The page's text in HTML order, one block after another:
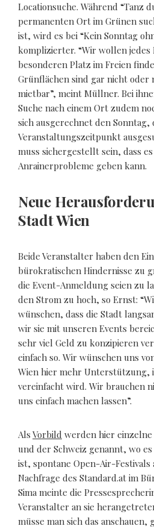
Locationsuche. Während “Tanz
permanenten Ort im Grünen
ist, wird es bei “Kein Sonntag
komplizierter. “Wir wollen jedes
besonderen Platz im Freien
Grünflächen sind gar nicht oder
mietbar”, meint Müllner. Bei
Suche nach einem Ort zudem
sich ausgerechnet den Sonntag,
Veranstaltungszeitpunkt
muss sichergestellt sein, dass
Anrainerprobleme geben kann.
Neue
Stadt Wien
Beide Veranstalter haben den
bürokratischen Hindernisse zu
die Event-Anmeldung seien zu
den Strom zu hoch, so Ernst:
wünschen, dass die Stadt
wir sie mit unseren Events
sehr viel Geld zu konzipieren
einfach so. Wir wünschen uns
Wien hier mehr Unterstützung,
vereinfacht wird. Wir brauchen
uns einfach machen lassen”.
Als Vorbild werden hier
und der Schweiz genannt, wo
ist, spontane Open-Air-Festivals
Nachfrage des Standard.at im
Sima meinte die
Veranstalter an sie
müsse man sich das anschauen,